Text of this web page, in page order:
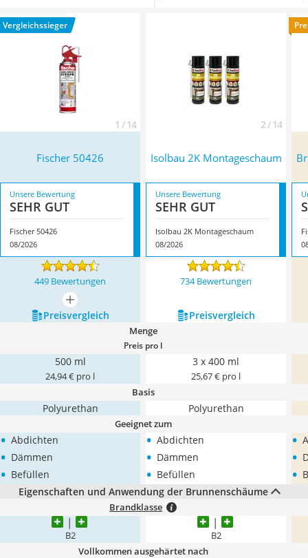
Winterharte Palmen
Gasdurchlauferhitzer
ermüdungsfreies und exakt dosiertes Auftragen
empfehlen
wir Ihnen eine
August 2026 besonders das Modell
Eigenschaften.
Vergleichssieger
1 / 14 2 / 14
Fischer 50426 Isolbau 2K Montageschaum
Unsere Bewertung
SEHR GUT
Fischer 50426
08/2026
Unsere Bewertung
SEHR GUT
Isolbau 2K Montageschaum
08/2026
449 Bewertungen 734 Bewertungen
mehr anzeigen
Preis­vergleich
Preis­vergleich
Menge
Preis pro l
500 ml
24,94 € pro l
3 x 400 ml
25,67 € pro l
Basis
Polyurethan Polyurethan
Geeignet zum
• Abdichten
• Dämmen
• Befüllen
• Abdichten
• Dämmen
• Befüllen
•
•
•
Eigenschaften und Anwendung der Brunnenschäume
Brandklasse
B2 B2
Vollkommen ausgehärtet nach